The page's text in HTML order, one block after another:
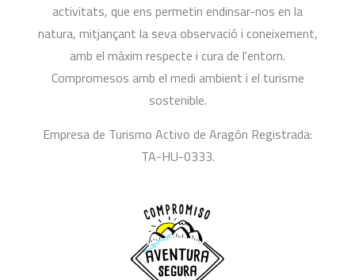
activitats, que ens permetin endinsar-nos en la
natura, mitjançant la seva observació i coneixement,
amb el màxim respecte i cura de l'entorn.
Compromesos amb el medi ambient i el turisme
sostenible.
Empresa de Turismo Activo de Aragón Registrada:
TA-HU-0333.